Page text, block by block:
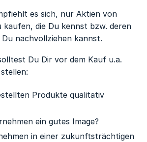
es sich, nur Aktien von
kaufen, die Du kennst bzw. deren
nachvollziehen kannst.
Du Dir vor dem Kauf u.a.
Produkte qualitativ
ein gutes Image?
in einer zukunftsträchtigen